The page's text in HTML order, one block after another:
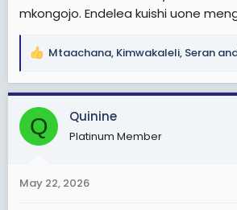
mkongojo. Endelea kuishi uone
R
a
c
t
i
s
Mtaachana, Kimwakaleli, Seran
Q Quinine
Platinum Member
May 22, 2026